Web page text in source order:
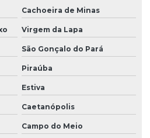
Cachoeira de Minas
Virgem da Lapa
São Gonçalo do Pará
Piraúba
Estiva
Caetanópolis
Campo do Meio